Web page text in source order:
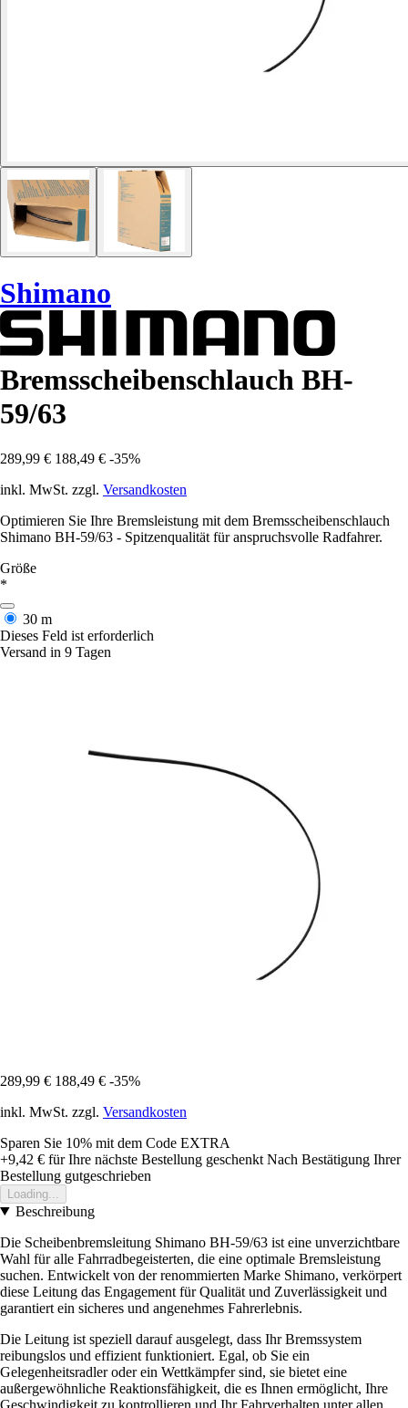
Shimano
Bremsscheibenschlauch BH-
59/63
289,99 € 188,49 € -35%
inkl. MwSt. zzgl. Versandkosten
Optimieren Sie Ihre Bremsleistung mit dem Bremsscheibenschlauch
Shimano BH-59/63 - Spitzenqualität für anspruchsvolle Radfahrer.
Größe
*
30 m
Dieses Feld ist erforderlich
Versand in 9 Tagen
289,99 € 188,49 € -35%
inkl. MwSt. zzgl. Versandkosten
Sparen Sie 10% mit dem Code EXTRA
+9,42 € für Ihre nächste Bestellung geschenkt Nach Bestätigung Ihrer
Bestellung gutgeschrieben
Loading...
Beschreibung
Die Scheibenbremsleitung Shimano BH-59/63 ist eine unverzichtbare
Wahl für alle Fahrradbegeisterten, die eine optimale Bremsleistung
suchen. Entwickelt von der renommierten Marke Shimano, verkörpert
diese Leitung das Engagement für Qualität und Zuverlässigkeit und
garantiert ein sicheres und angenehmes Fahrerlebnis.
Die Leitung ist speziell darauf ausgelegt, dass Ihr Bremssystem
reibungslos und effizient funktioniert. Egal, ob Sie ein
Gelegenheitsradler oder ein Wettkämpfer sind, sie bietet eine
außergewöhnliche Reaktionsfähigkeit, die es Ihnen ermöglicht, Ihre
Geschwindigkeit zu kontrollieren und Ihr Fahrverhalten unter allen